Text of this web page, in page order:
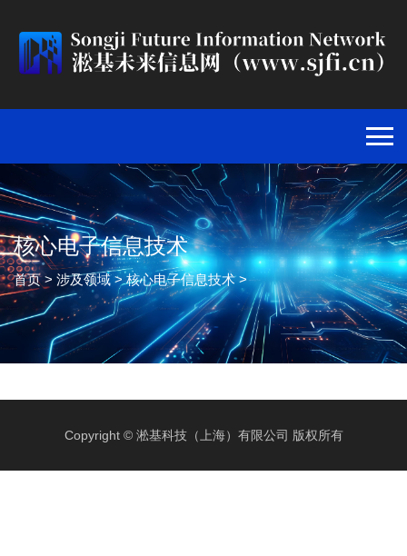
核心电子信息技术
首页> 涉及领域>核心电子信息技术>
Copyright © 淞基科技（上海）有限公司 版权所有